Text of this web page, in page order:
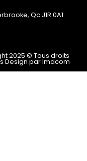
Qc J1R 0A1
2025 © Tous droits
Design par Imacom